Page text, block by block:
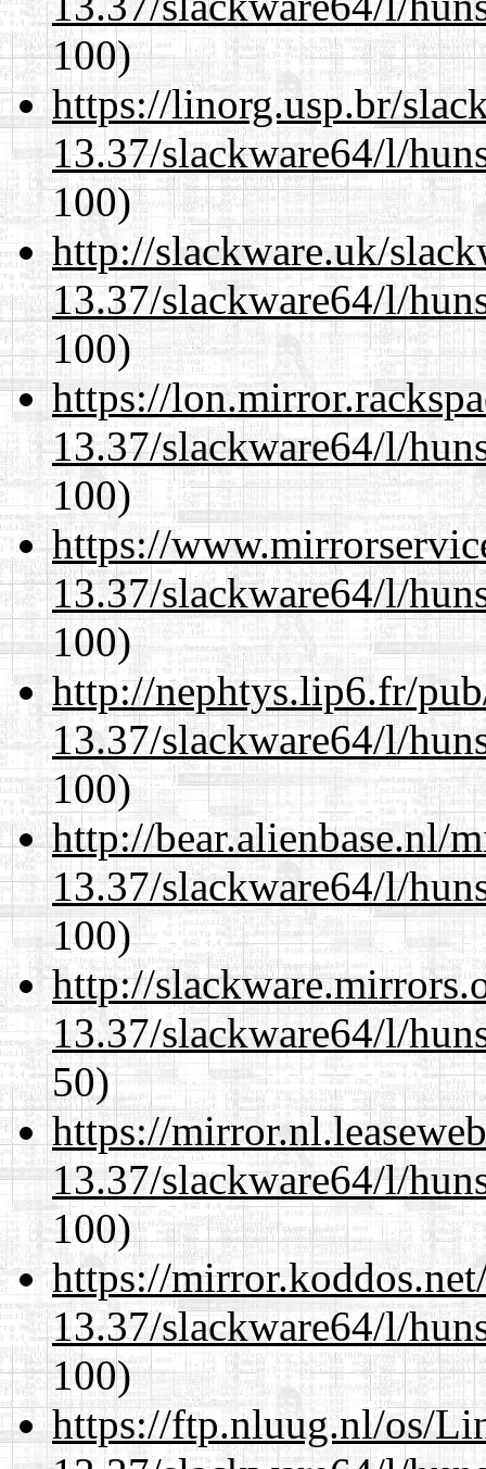
100)
https://linorg.usp.br/
13.37/slackware64/l/
100)
http://slackware.uk/
13.37/slackware64/l/
100)
https://
13.37/slackware64/l/
100)
https://
13.37/slackware64/l/
100)
http://nephtys.lip6.fr/
13.37/slackware64/l/
100)
http://bear.alienbase.nl/
13.37/slackware64/l/
100)
http://
13.37/slackware64/l/
50)
https://
13.37/slackware64/l/
100)
https://
13.37/slackware64/l/
100)
https://ftp.nluug.nl/os/